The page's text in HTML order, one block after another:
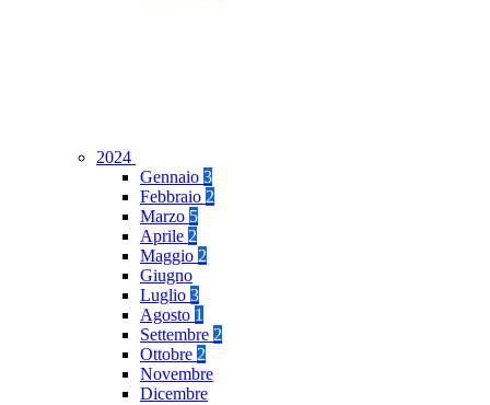
2024
Gennaio 3
Febbraio 2
Marzo 5
Aprile 2
Maggio 2
Giugno
Luglio 3
Agosto 1
Settembre 2
Ottobre 2
Novembre
Dicembre